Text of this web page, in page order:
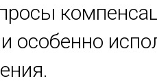
особенно